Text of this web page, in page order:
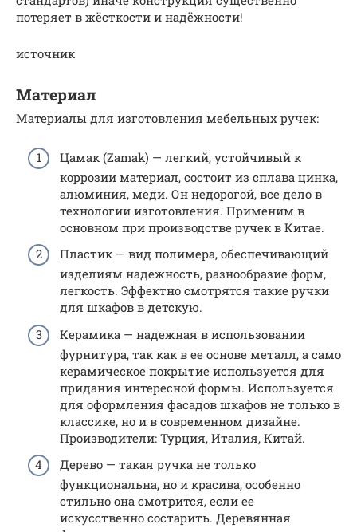
потеряет в жёсткости и надёжности!
источник
Материал
Материалы для изготовления мебельных ручек:
Цамак (Zamak) — легкий, устойчивый к
коррозии материал, состоит из сплава цинка,
алюминия, меди. Он недорогой, все дело в
технологии изготовления. Применим в
основном при производстве ручек в Китае.
Пластик — вид полимера, обеспечивающий
изделиям надежность, разнообразие форм,
легкость. Эффектно смотрятся такие ручки
для шкафов в детскую.
Керамика — надежная в использовании
фурнитура, так как в ее основе металл, а само
керамическое покрытие используется для
придания интересной формы. Используется
для оформления фасадов шкафов не только в
классике, но и в современном дизайне.
Производители: Турция, Италия, Китай.
Дерево — такая ручка не только
функциональна, но и красива, особенно
стильно она смотрится, если ее
искусственно состарить. Деревянная